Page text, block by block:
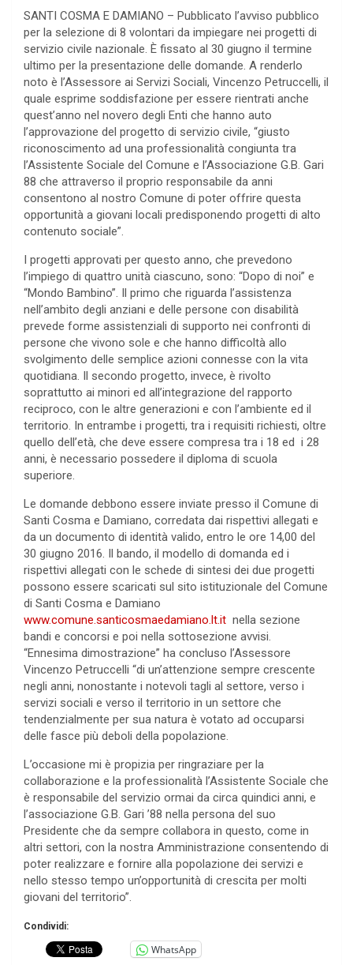
SANTI COSMA E DAMIANO – Pubblicato l’avviso pubblico
per la selezione di 8 volontari da impiegare nei progetti di
servizio civile nazionale. È fissato al 30 giugno il termine
ultimo per la presentazione delle domande. A renderlo
noto è l’Assessore ai Servizi Sociali, Vincenzo Petruccelli, il
quale esprime soddisfazione per essere rientrati anche
quest’anno nel novero degli Enti che hanno auto
l’approvazione del progetto di servizio civile, “giusto
riconoscimento ad una professionalità congiunta tra
l’Assistente Sociale del Comune e l’Associazione G.B. Gari
88 che attraverso il proprio responsabile da anni
consentono al nostro Comune di poter offrire questa
opportunità a giovani locali predisponendo progetti di alto
contenuto sociale”.
I progetti approvati per questo anno, che prevedono
l’impiego di quattro unità ciascuno, sono: “Dopo di noi” e
“Mondo Bambino”. Il primo che riguarda l’assistenza
nell’ambito degli anziani e delle persone con disabilità
prevede forme assistenziali di supporto nei confronti di
persone che vivono sole e che hanno difficoltà allo
svolgimento delle semplice azioni connesse con la vita
quotidiana. Il secondo progetto, invece, è rivolto
soprattutto ai minori ed all’integrazione del rapporto
reciproco, con le altre generazioni e con l’ambiente ed il
territorio. In entrambe i progetti, tra i requisiti richiesti, oltre
quello dell’età, che deve essere compresa tra i 18 ed i 28
anni, è necessario possedere il diploma di scuola
superiore.
Le domande debbono essere inviate presso il Comune di
Santi Cosma e Damiano, corredata dai rispettivi allegati e
da un documento di identità valido, entro le ore 14,00 del
30 giugno 2016. Il bando, il modello di domanda ed i
rispettivi allegati con le schede di sintesi dei due progetti
possono essere scaricati sul sito istituzionale del Comune
di Santi Cosma e Damiano
www.comune.santicosmaedamiano.lt.it nella sezione
bandi e concorsi e poi nella sottosezione avvisi.
“Ennesima dimostrazione” ha concluso l’Assessore
Vincenzo Petruccelli “di un’attenzione sempre crescente
negli anni, nonostante i notevoli tagli al settore, verso i
servizi sociali e verso il territorio in un settore che
tendenzialmente per sua natura è votato ad occuparsi
delle fasce più deboli della popolazione.
L’occasione mi è propizia per ringraziare per la
collaborazione e la professionalità l’Assistente Sociale che
è responsabile del servizio ormai da circa quindici anni, e
l’associazione G.B. Gari ’88 nella persona del suo
Presidente che da sempre collabora in questo, come in
altri settori, con la nostra Amministrazione consentendo di
poter realizzare e fornire alla popolazione dei servizi e
nello stesso tempo un’opportunità di crescita per molti
giovani del territorio”.
Condividi:
WhatsApp